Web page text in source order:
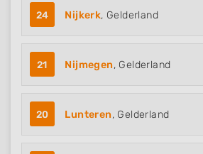
24 Nijkerk, Gelderland
21 Nijmegen, Gelderland
20 Lunteren, Gelderland